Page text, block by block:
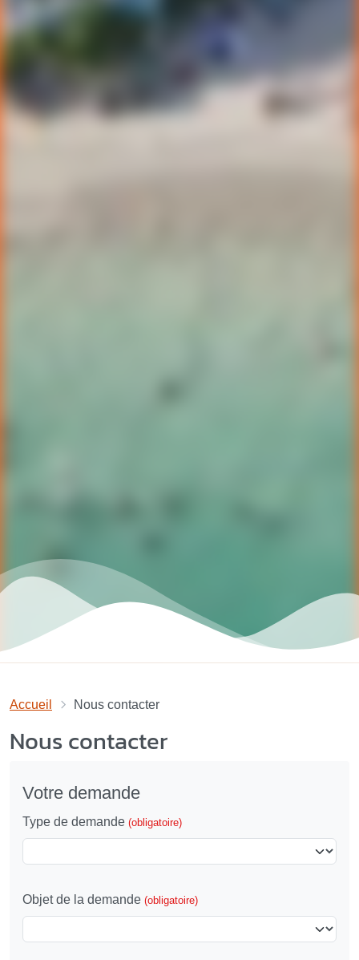
Accueil Nous contacter
Nous contacter
Votre demande
Type de demande (obligatoire)
Objet de la demande (obligatoire)